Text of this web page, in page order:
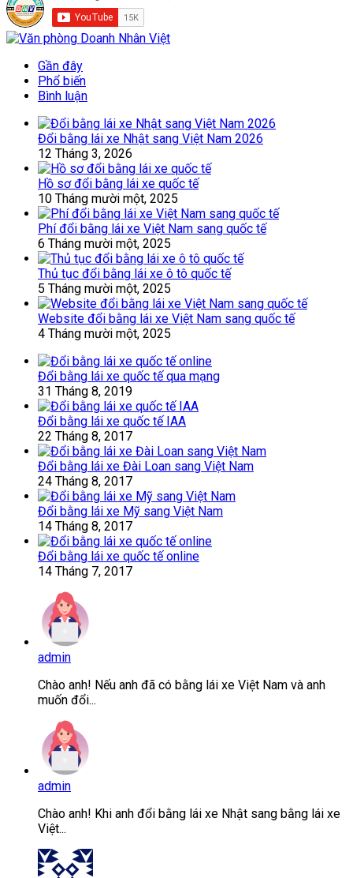
Gần đây
Phổ biến
Bình luận
Đổi bằng lái xe Nhật sang Việt Nam 2026
12 Tháng 3, 2026
Hồ sơ đổi bằng lái xe quốc tế
10 Tháng mười một, 2025
Phí đổi bằng lái xe Việt Nam sang quốc tế
6 Tháng mười một, 2025
Thủ tục đổi bằng lái xe ô tô quốc tế
5 Tháng mười một, 2025
Website đổi bằng lái xe Việt Nam sang quốc tế
4 Tháng mười một, 2025
Đổi bằng lái xe quốc tế qua mạng
31 Tháng 8, 2019
Đổi bằng lái xe quốc tế IAA
22 Tháng 8, 2017
Đổi bằng lái xe Đài Loan sang Việt Nam
24 Tháng 8, 2017
Đổi bằng lái xe Mỹ sang Việt Nam
14 Tháng 8, 2017
Đổi bằng lái xe quốc tế online
14 Tháng 7, 2017
admin
Chào anh! Nếu anh đã có bằng lái xe Việt Nam và anh
muốn đổi...
admin
Chào anh! Khi anh đổi bằng lái xe Nhật sang bằng lái xe
Việt...